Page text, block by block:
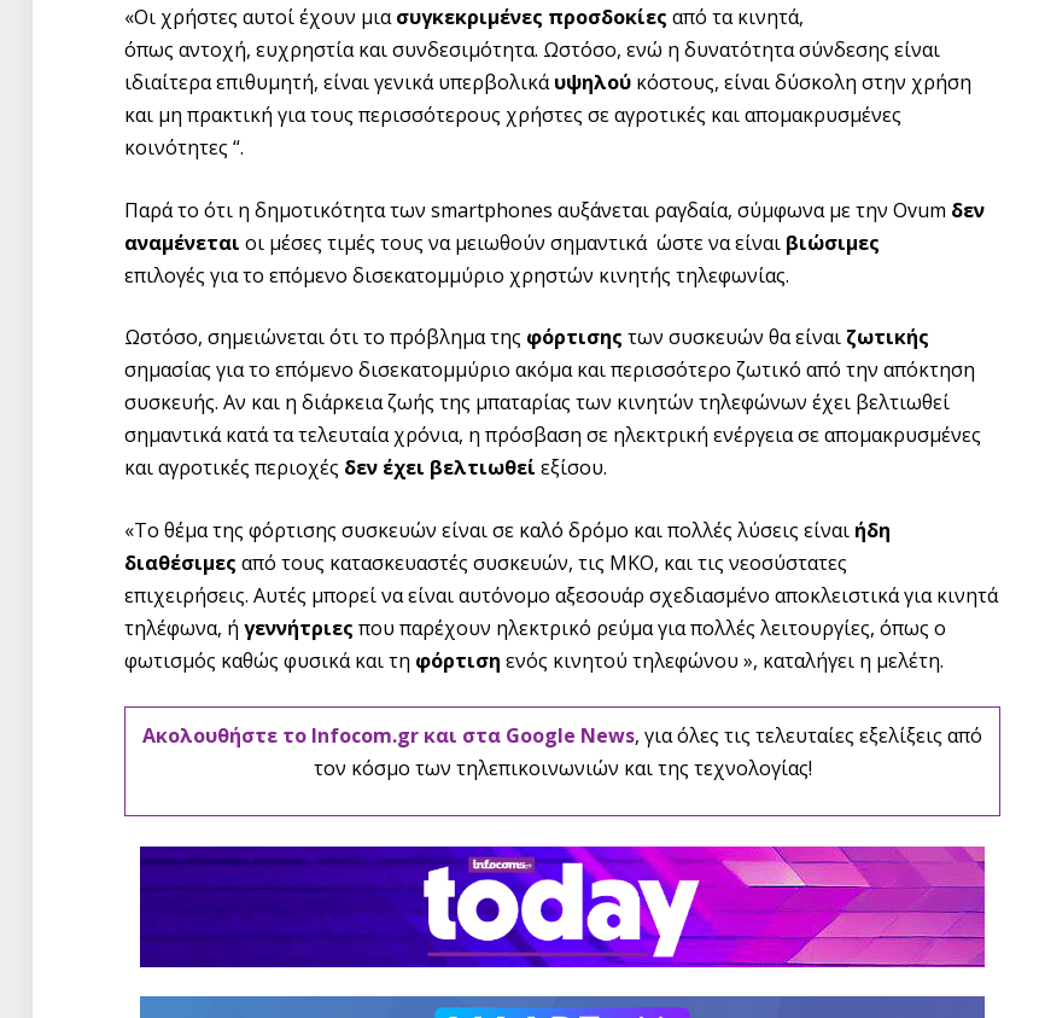
«Οι χρήστες αυτοί έχουν μιασυγκεκριμένες προσδοκίες από τα κινητά,
όπως αντοχή, ευχρηστία και συνδεσιμότητα. Ωστόσο, ενώ η δυνατότητα σύνδεσης είναι
ιδιαίτερα επιθυμητή, είναι γενικά υπερβολικάυψηλού κόστους, είναι δύσκολη στην χρήση
και μη πρακτική για τους περισσότερους χρήστες σε αγροτικές και απομακρυσμένες
κοινότητες “.
Παρά το ότι η δημοτικότητα των smartphones αυξάνεται ραγδαία, σύμφωνα με την Ovum δεν
αναμένεται οι μέσες τιμές τους να μειωθούν σημαντικά ώστε να είναι βιώσιμες
επιλογές για το επόμενο δισεκατομμύριο χρηστών κινητής τηλεφωνίας.
Ωστόσο, σημειώνεται ότι το πρόβλημα της φόρτισης των συσκευών θα είναι ζωτικής
σημασίας για το επόμενο δισεκατομμύριο ακόμα και περισσότερο ζωτικό από την απόκτηση
συσκευής. Αν και η διάρκεια ζωής της μπαταρίας των κινητών τηλεφώνων έχει βελτιωθεί
σημαντικά κατά τα τελευταία χρόνια, η πρόσβαση σε ηλεκτρική ενέργεια σε απομακρυσμένες
και αγροτικές περιοχές δεν έχει βελτιωθεί εξίσου.
«Το θέμα της φόρτισης συσκευών είναι σε καλό δρόμο και πολλές λύσεις είναι ήδη
διαθέσιμες από τους κατασκευαστές συσκευών, τις ΜΚΟ, και τις νεοσύστατες
επιχειρήσεις. Αυτές μπορεί να είναι αυτόνομο αξεσουάρ σχεδιασμένο αποκλειστικά για κινητά
τηλέφωνα, ή γεννήτριες που παρέχουν ηλεκτρικό ρεύμα για πολλές λειτουργίες, όπως ο
φωτισμός καθώς φυσικά και τη φόρτιση ενός κινητού τηλεφώνου », καταλήγει η μελέτη.
Ακολουθήστε το Infocom.gr και στα Google News, για όλες τις τελευταίες εξελίξεις από
τον κόσμο των τηλεπικοινωνιών και της τεχνολογίας!